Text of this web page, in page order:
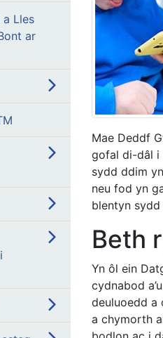
a Lles
ar
Mae Deddf
gofal di-dâl i
sydd ddim
neu fod yn
blentyn sydd
Beth
Yn ôl ein
cydnabod
deuluoedd a
a chymorth